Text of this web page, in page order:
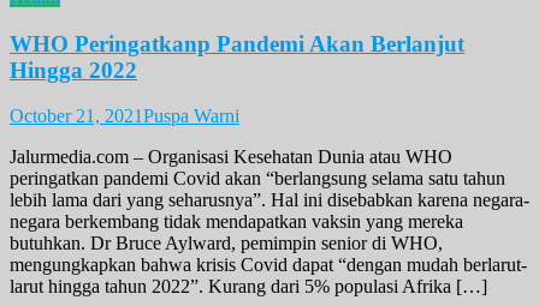
WHO Peringatkanp Pandemi Akan Berlanjut
Hingga 2022
October 21, 2021Puspa Warni
Jalurmedia.com – Organisasi Kesehatan Dunia atau WHO
peringatkan pandemi Covid akan “berlangsung selama satu tahun
lebih lama dari yang seharusnya”. Hal ini disebabkan karena negara-
negara berkembang tidak mendapatkan vaksin yang mereka
butuhkan. Dr Bruce Aylward, pemimpin senior di WHO,
mengungkapkan bahwa krisis Covid dapat “dengan mudah berlarut-
larut hingga tahun 2022”. Kurang dari 5% populasi Afrika […]